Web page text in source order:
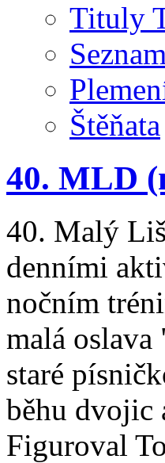
Tituly
Štěňata
40. MLD
40. Malý
denními
nočním
malá
staré
běhu dvojic
Figuroval